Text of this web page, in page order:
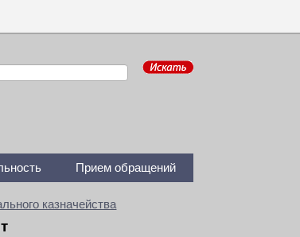
Прием обращений
казначейства